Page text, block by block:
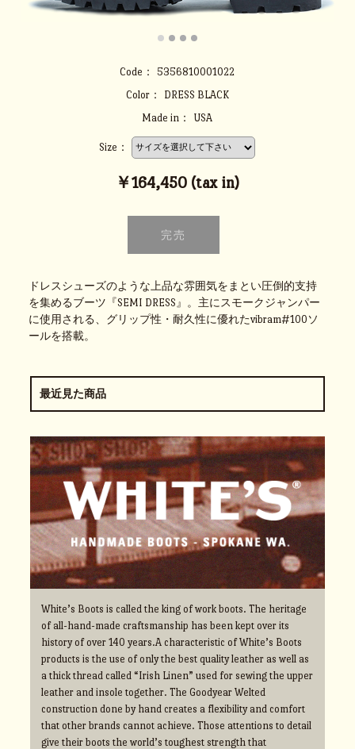
Code：
5356810001022
Color：
DRESS BLACK
Made in：
USA
Size：
￥164,450 (tax in)
ドレスシューズのような上品な雰囲気をまとい圧倒的支持
を集めるブーツ『SEMI DRESS』。主にスモークジャンパー
に使用される、グリップ性・耐久性に優れたvibram#100ソ
ールを搭載。
最近見た商品
White’s Boots is called the king of work boots. The heritage
of all-hand-made craftsmanship has been kept over its
history of over 140 years.A characteristic of White’s Boots
products is the use of only the best quality leather as well as
a thick thread called “Irish Linen” used for sewing the upper
leather and insole together. The Goodyear Welted
construction done by hand creates a flexibility and comfort
that other brands cannot achieve. Those attentions to detail
give their boots the world’s toughest strength that